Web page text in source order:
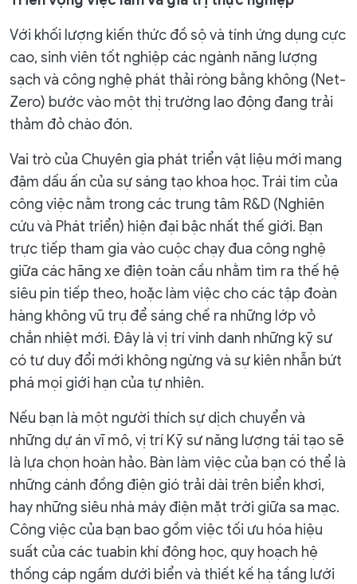
Với khối lượng kiến thức đồ sộ và tính ứng dụng cực
cao, sinh viên tốt nghiệp các ngành năng lượng
sạch và công nghệ phát thải ròng bằng không (Net-
Zero) bước vào một thị trường lao động đang trải
thảm đỏ chào đón.
Vai trò của Chuyên gia phát triển vật liệu mới mang
đậm dấu ấn của sự sáng tạo khoa học. Trái tim của
công việc nằm trong các trung tâm R&D (Nghiên
cứu và Phát triển) hiện đại bậc nhất thế giới. Bạn
trực tiếp tham gia vào cuộc chạy đua công nghệ
giữa các hãng xe điện toàn cầu nhằm tìm ra thế hệ
siêu pin tiếp theo, hoặc làm việc cho các tập đoàn
hàng không vũ trụ để sáng chế ra những lớp vỏ
chắn nhiệt mới. Đây là vị trí vinh danh những kỹ sư
có tư duy đổi mới không ngừng và sự kiên nhẫn bứt
phá mọi giới hạn của tự nhiên.
Nếu bạn là một người thích sự dịch chuyển và
những dự án vĩ mô, vị trí Kỹ sư năng lượng tái tạo sẽ
là lựa chọn hoàn hảo. Bàn làm việc của bạn có thể là
những cánh đồng điện gió trải dài trên biển khơi,
hay những siêu nhà máy điện mặt trời giữa sa mạc.
Công việc của bạn bao gồm việc tối ưu hóa hiệu
suất của các tuabin khí động học, quy hoạch hệ
thống cáp ngầm dưới biển và thiết kế hạ tầng lưới